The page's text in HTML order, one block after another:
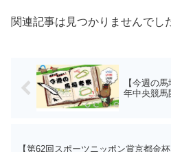
関連記事は見つかりませんでし
【今週の
年中央競馬
【第62回スポーツニッポン賞京都金杯